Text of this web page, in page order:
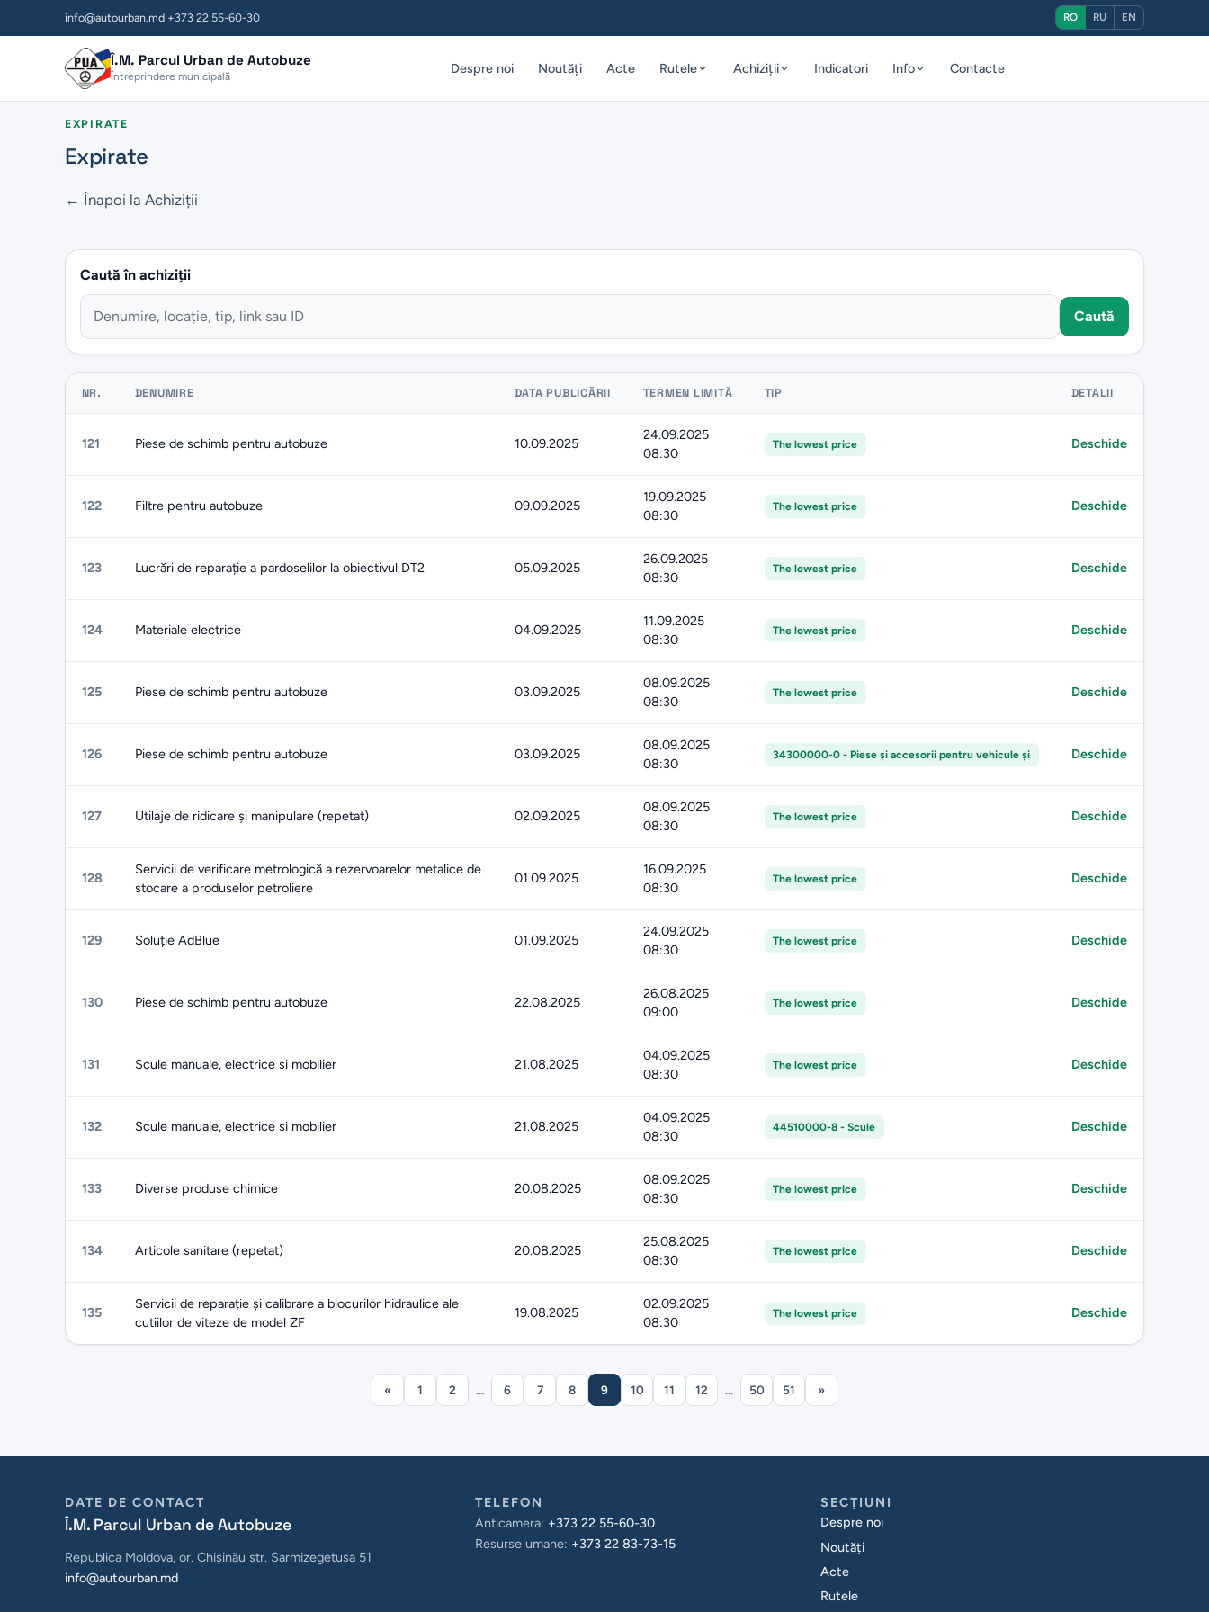
info@autourban.md +373 22 55-60-30 RO RU EN
Î.M. Parcul Urban de Autobuze
Întreprindere municipală
Despre noi Noutăți Acte Rutele Achiziții Indicatori Info Contacte
EXPIRATE
Expirate
← Înapoi la Achiziții
Caută în achiziții
Caută
NR. DENUMIRE DATA PUBLICĂRII TERMEN LIMITĂ TIP DETALII
121 Piese de schimb pentru autobuze 10.09.2025
24.09.2025
08:30
The lowest price Deschide
122 Filtre pentru autobuze 09.09.2025
19.09.2025
08:30
The lowest price Deschide
123 Lucrări de reparație a pardoselilor la obiectivul DT2 05.09.2025
26.09.2025
08:30
The lowest price Deschide
124 Materiale electrice 04.09.2025
11.09.2025
08:30
The lowest price Deschide
125 Piese de schimb pentru autobuze 03.09.2025
08.09.2025
08:30
The lowest price Deschide
126 Piese de schimb pentru autobuze 03.09.2025
08.09.2025
08:30
34300000-0 - Piese şi accesorii pentru vehicule şi Deschide
127 Utilaje de ridicare și manipulare (repetat) 02.09.2025
08.09.2025
08:30
The lowest price Deschide
128
Servicii de verificare metrologică a rezervoarelor metalice de
stocare a produselor petroliere
01.09.2025
16.09.2025
08:30
The lowest price Deschide
129 Soluție AdBlue 01.09.2025
24.09.2025
08:30
The lowest price Deschide
130 Piese de schimb pentru autobuze 22.08.2025
26.08.2025
09:00
The lowest price Deschide
131 Scule manuale, electrice si mobilier 21.08.2025
04.09.2025
08:30
The lowest price Deschide
132 Scule manuale, electrice si mobilier 21.08.2025
04.09.2025
08:30
44510000-8 - Scule Deschide
133 Diverse produse chimice 20.08.2025
08.09.2025
08:30
The lowest price Deschide
134 Articole sanitare (repetat) 20.08.2025
25.08.2025
08:30
The lowest price Deschide
135
Servicii de reparație și calibrare a blocurilor hidraulice ale
cutiilor de viteze de model ZF
19.08.2025
02.09.2025
08:30
The lowest price Deschide
« 1 2 ... 6 7 8 9 10 11 12 ... 50 51 »
DATE DE CONTACT
Î.M. Parcul Urban de Autobuze
Republica Moldova, or. Chișinău str. Sarmizegetusa 51
info@autourban.md
TELEFON
Anticamera: +373 22 55-60-30
Resurse umane: +373 22 83-73-15
SECȚIUNI
Despre noi
Noutăți
Acte
Rutele